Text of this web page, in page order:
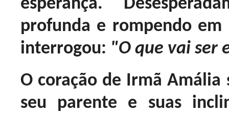
esperança.
profunda e rompendo
interrogou: "O que vai ser
O coração de Irmã Amália
seu parente e suas